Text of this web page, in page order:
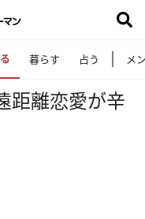
暮らす 占う メ
離恋愛が辛